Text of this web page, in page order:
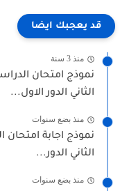
قد يعجبك ايضا
منذ 3 سنة
نموذج امتحان
الثاني الدور الاول...
منذ بضع سنوات
نموذج اجابة
الثاني الدور...
منذ بضع سنوات